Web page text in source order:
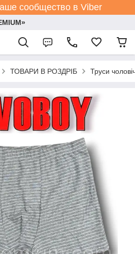
сообщество в Viber
ТОВАРИ В РОЗДРІБ Труси